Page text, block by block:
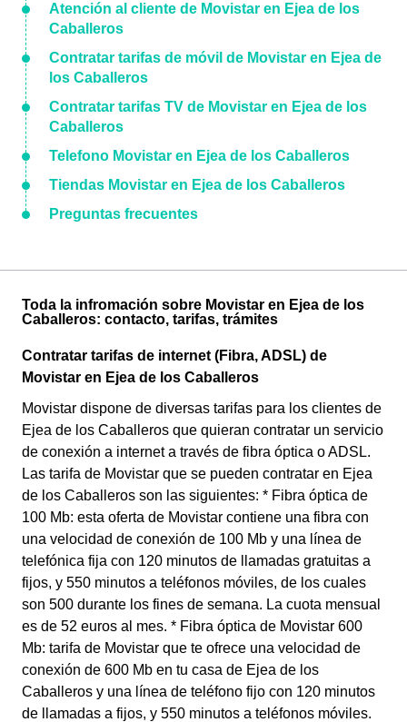
Atención al cliente de Movistar en Ejea de los
Caballeros
Contratar tarifas de móvil de Movistar en Ejea de
los Caballeros
Contratar tarifas TV de Movistar en Ejea de los
Caballeros
Telefono Movistar en Ejea de los Caballeros
Tiendas Movistar en Ejea de los Caballeros
Preguntas frecuentes
Toda la infromación sobre Movistar en Ejea de los
Caballeros: contacto, tarifas, trámites
Contratar tarifas de internet (Fibra, ADSL) de
Movistar en Ejea de los Caballeros
Movistar dispone de diversas tarifas para los clientes de
Ejea de los Caballeros que quieran contratar un servicio
de conexión a internet a través de fibra óptica o ADSL.
Las tarifa de Movistar que se pueden contratar en Ejea
de los Caballeros son las siguientes: * Fibra óptica de
100 Mb: esta oferta de Movistar contiene una fibra con
una velocidad de conexión de 100 Mb y una línea de
telefónica fija con 120 minutos de llamadas gratuitas a
fijos, y 550 minutos a teléfonos móviles, de los cuales
son 500 durante los fines de semana. La cuota mensual
es de 52 euros al mes. * Fibra óptica de Movistar 600
Mb: tarifa de Movistar que te ofrece una velocidad de
conexión de 600 Mb en tu casa de Ejea de los
Caballeros y una línea de teléfono fijo con 120 minutos
de llamadas a fijos, y 550 minutos a teléfonos móviles.